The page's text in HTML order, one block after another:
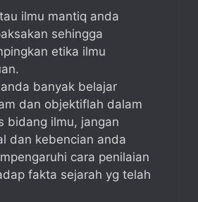
ilmu mantiq anda
sehingga
etika ilmu
banyak belajar
dan objektiflah dalam
bidang ilmu, jangan
dan kebencian anda
cara penilaian
fakta sejarah yg telah